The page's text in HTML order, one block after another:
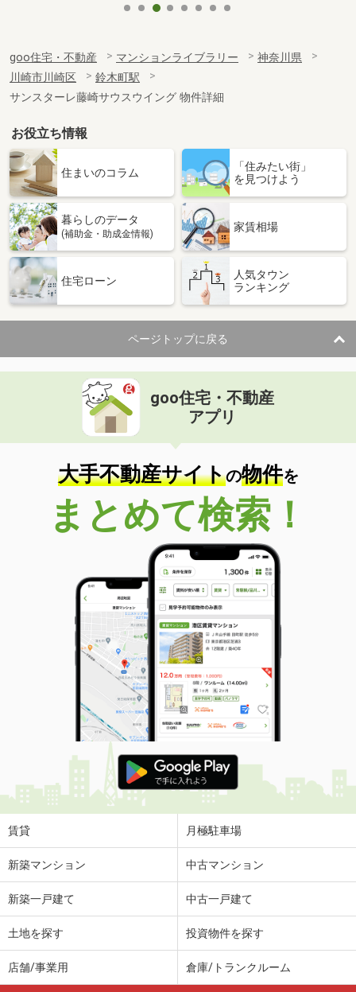
goo住宅・不動産 マンションライブラリー
神奈川県
川崎市川崎区
鈴木町駅
サンスターレ藤崎サウスウイング 物件詳細
お役立ち情報
住まいのコラム
「住みたい街」
を見つけよう
暮らしのデータ
(補助金・助成金情報)
家賃相場
住宅ローン
人気タウン
ランキング
ページトップに戻る
goo住宅・不動産
アプリ
大手不動産サイトの物件を
まとめて検索！
賃貸 月極駐車場
新築マンション 中古マンション
新築一戸建て 中古一戸建て
土地を探す 投資物件を探す
店舗/事業用 倉庫/トランクルーム